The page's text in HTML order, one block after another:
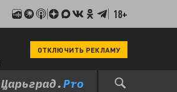
18+
ОТКЛЮЧИТЬ РЕКЛАМУ